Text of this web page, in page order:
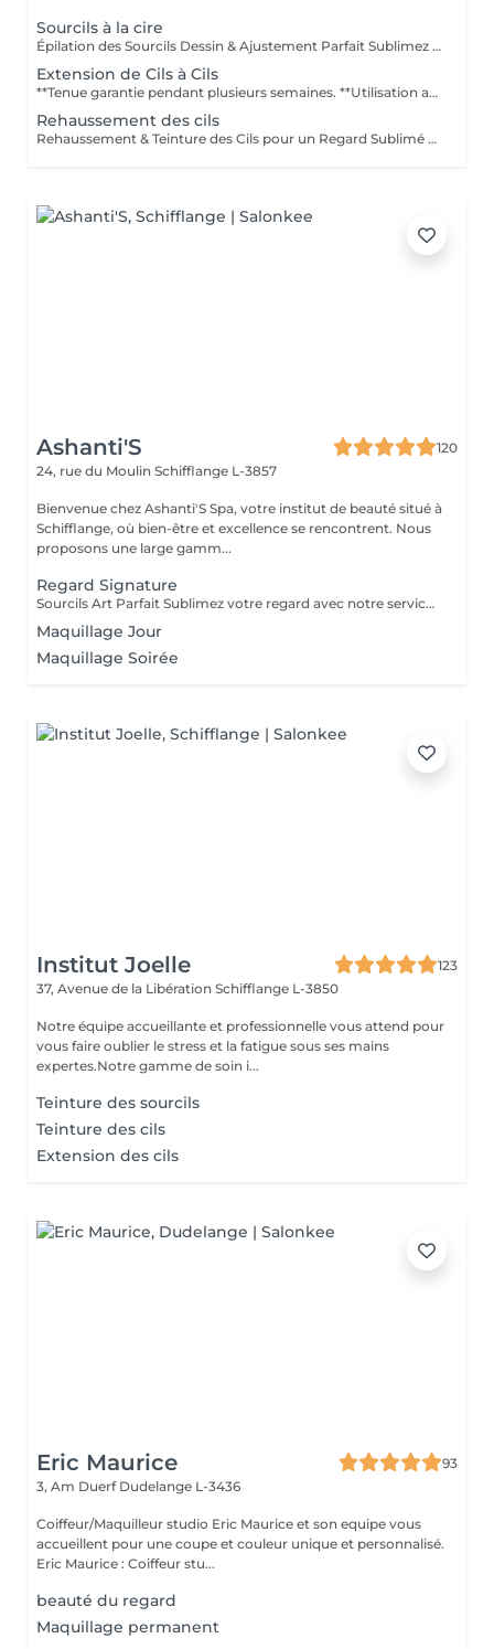
Sourcils à la cire
Épilation des Sourcils Dessin & Ajustement Parfait Sublimez votre regard grâce à une épilation précise et sur-mesure. Les sourcils sont dessinés et ajustés selon la forme naturelle de votre visage, pour un rendu harmonieux et élégant. Les bienfaits : Regard structuré et valorisé Forme des sourcils adaptée à votre morphologie Résultat net et durable Idéal pour un regard expressif et soigné, au quotidien ou pour une occasion spéciale.
Extension de Cils à Cils
**Tenue garantie pendant plusieurs semaines. **Utilisation au quotidien ou pour des occasions spéciales **Résistantes à leau. **Nombreuses variétés et épaisseurs. **Soin Relaxant de 120 minutes pour la pose complète et 45 à 60 minutes pour les entretiens. Puis-je me maquiller avant ? Il est préférable pour ladhérence de la colle sur le cil naturel déviter dêtre maquillée avant la séance. Puis-je me maquiller après ? Il est déconseillé de se maquiller dans les 24 h. Le mascara nest plus nécessaire. Est-ce douloureux ? Non, la séance est relaxante. Dois-je éviter leau ? Durant 48 h suivant la séance, il faut éviter leau, mais lextension cil à cil permet de se baigner et dêtre en contact avec leau. Combien de temps dure lextension ? Autant de temps que vous le voulez, pour peu que vous fassiez les retouches. Cependant, le cycle de vie dun cil est de 60 à 90 jours environ, vous pouvez entretenir des retouches durant cette période. Y a-t-il un risque dallergie ? Dès linstant où il y a un rajout, vous pouvez être sensible ou allergique à un produit utilisé. Par conséquent, il est préférable de nous indiquer les éventuelles allergies que vous rencontrez. Contre-indications : Personnes souffrant de dermatite Chirurgie aux yeux depuis moins de 3 mois (laser, glaucome, cataracte) Conjonctivite Chimiothérapie (cils en cours de repousse) Alopécie
Rehaussement des cils
Rehaussement & Teinture des Cils pour un Regard Sublimé Offrez à vos cils volume, courbure et intensité grâce au rehaussement de cils, qui ouvre et allonge le regard de manière naturelle. Pour accentuer encore plus l'effet, *recommandation d'une teinture des cils peut être réalisée juste après, pour un résultat profond et durable. Les bienfaits : Regard plus ouvert et lumineux Effet longueur et volume naturel Intensité du noir accentuée Résultat visible immédiatement, sans maquillage Idéal pour toutes celles qui souhaitent un regard expressif et sophistiqué, avec des cils parfaitement sublimés, au quotidien ou pour une occasion spéciale.
Ashanti'S
120
24, rue du Moulin Schifflange L-3857
Bienvenue chez Ashanti'S Spa, votre institut de beauté situé à
Schifflange, où bien-être et excellence se rencontrent. Nous
proposons une large gamm...
Regard Signature
Sourcils Art Parfait Sublimez votre regard avec notre service Art Parfait : une approche précise et personnalisée pour des sourcils parfaitement dessinés et harmonieux. Chaque prestation comprend : Mise en forme des sourcils selon la morphologie du visage Épilation douce pour un contour net et naturel Stylisme du sourcil pour un effet équilibré et élégant Possibilité de teinture pour intensifier la couleur et structurer le regard Résultat : un regard sublimé, des sourcils parfaitement dessinés et un effet naturel et durable
Maquillage Jour
Maquillage Soirée
Institut Joelle
123
37, Avenue de la Libération Schifflange L-3850
Notre équipe accueillante et professionnelle vous attend pour
vous faire oublier le stress et la fatigue sous ses mains
expertes.Notre gamme de soin i...
Teinture des sourcils
Teinture des cils
Extension des cils
Eric Maurice
93
3, Am Duerf Dudelange L-3436
Coiffeur/Maquilleur studio Eric Maurice et son equipe vous
accueillent pour une coupe et couleur unique et personnalisé.
Eric Maurice : Coiffeur stu...
beauté du regard
Maquillage permanent